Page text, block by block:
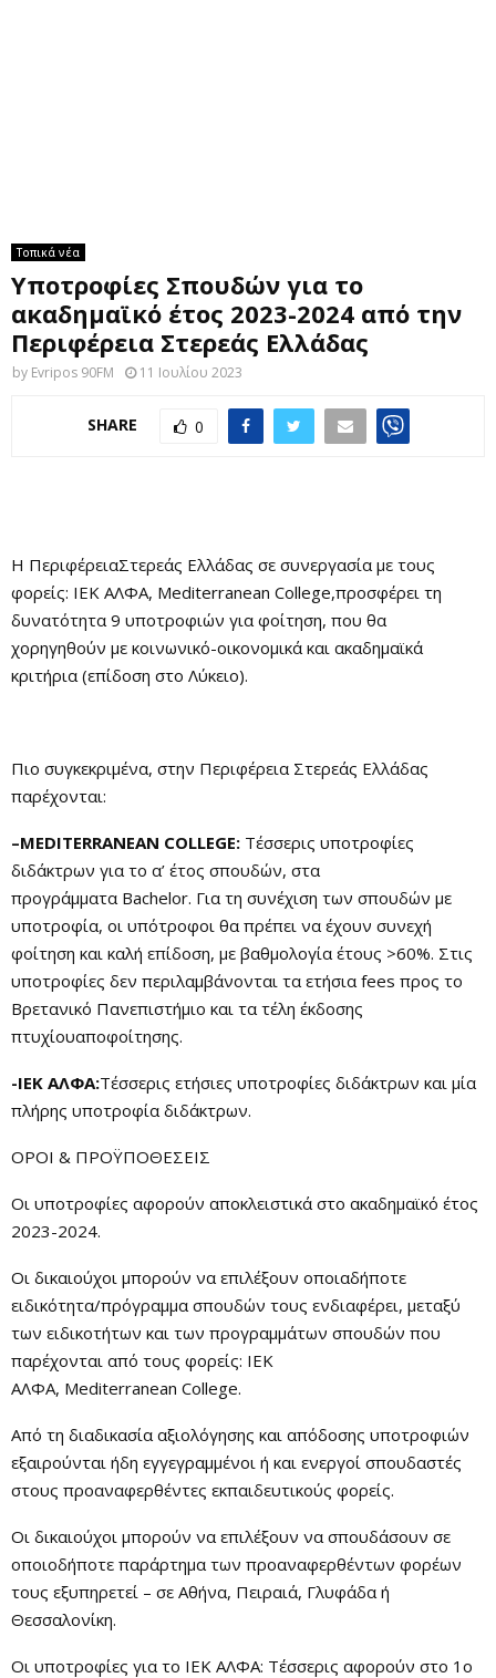
Τοπικά νέα
Υποτροφίες Σπουδών για το
ακαδημαϊκό έτος 2023-2024 από την
Περιφέρεια Στερεάς Ελλάδας
by Evripos 90FM 11 Ιουλίου 2023
SHARE 0
Η ΠεριφέρειαΣτερεάς Ελλάδας σε συνεργασία με τους
φορείς: ΙΕΚ ΑΛΦΑ, Mediterranean College,προσφέρει τη
δυνατότητα 9 υποτροφιών για φοίτηση, που θα
χορηγηθούν με κοινωνικό-οικονομικά και ακαδημαϊκά
κριτήρια (επίδοση στο Λύκειο).
Πιο συγκεκριμένα, στην Περιφέρεια Στερεάς Ελλάδας
παρέχονται:
–MEDITERRANEAN COLLEGE: Τέσσερις υποτροφίες
διδάκτρων για το α’ έτος σπουδών, στα
προγράμματα Bachelor. Για τη συνέχιση των σπουδών με
υποτροφία, οι υπότροφοι θα πρέπει να έχουν συνεχή
φοίτηση και καλή επίδοση, με βαθμολογία έτους >60%. Στις
υποτροφίες δεν περιλαμβάνονται τα ετήσια fees προς το
Βρετανικό Πανεπιστήμιο και τα τέλη έκδοσης
πτυχίουαποφοίτησης.
-ΙΕΚ ΑΛΦΑ:Τέσσερις ετήσιες υποτροφίες διδάκτρων και μία
πλήρης υποτροφία διδάκτρων.
OΡΟΙ & ΠΡΟΫΠΟΘΕΣΕΙΣ
Οι υποτροφίες αφορούν αποκλειστικά στο ακαδημαϊκό έτος
2023-2024.
Οι δικαιούχοι μπορούν να επιλέξουν οποιαδήποτε
ειδικότητα/πρόγραμμα σπουδών τους ενδιαφέρει, μεταξύ
των ειδικοτήτων και των προγραμμάτων σπουδών που
παρέχονται από τους φορείς: ΙΕΚ
ΑΛΦΑ, Mediterranean College.
Από τη διαδικασία αξιολόγησης και απόδοσης υποτροφιών
εξαιρούνται ήδη εγγεγραμμένοι ή και ενεργοί σπουδαστές
στους προαναφερθέντες εκπαιδευτικούς φορείς.
Οι δικαιούχοι μπορούν να επιλέξουν να σπουδάσουν σε
οποιοδήποτε παράρτημα των προαναφερθέντων φορέων
τους εξυπηρετεί – σε Αθήνα, Πειραιά, Γλυφάδα ή
Θεσσαλονίκη.
Οι υποτροφίες για το ΙΕΚ ΑΛΦΑ: Τέσσερις αφορούν στο 1ο